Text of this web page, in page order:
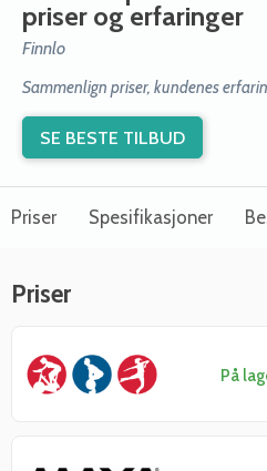
priser og erfaringer
Finnlo
Sammenlign priser, kundenes
SE BESTE TILBUD
Priser Spesifikasjoner
Priser
På